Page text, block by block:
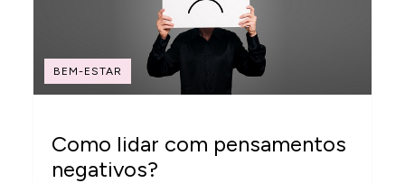
BEM-ESTAR
Como lidar com pensamentos
negativos?